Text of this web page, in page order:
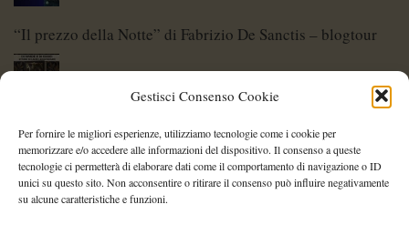
Gestisci Consenso Cookie
Per fornire le migliori esperienze, utilizziamo tecnologie come i cookie per
memorizzare e/o accedere alle informazioni del dispositivo. Il consenso a queste
tecnologie ci permetterà di elaborare dati come il comportamento di navigazione o ID
unici su questo sito. Non acconsentire o ritirare il consenso può influire negativamente
su alcune caratteristiche e funzioni.
“Il prezzo della Notte” di Fabrizio De Sanctis – blogtour
Di Spade e di Eroi – Storie di Lame Leggendarie